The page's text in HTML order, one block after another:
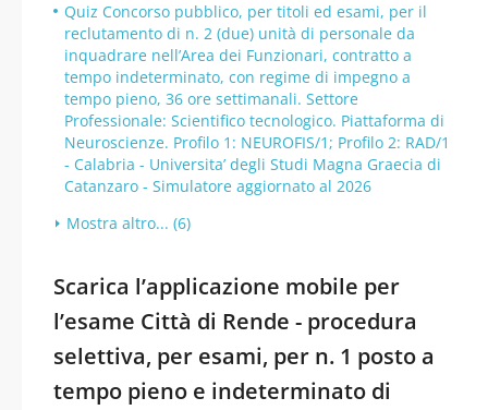
Quiz Concorso pubblico, per titoli ed esami, per il
reclutamento di n. 2 (due) unità di personale da
inquadrare nell’Area dei Funzionari, contratto a
tempo indeterminato, con regime di impegno a
tempo pieno, 36 ore settimanali. Settore
Professionale: Scientifico tecnologico. Piattaforma di
Neuroscienze. Profilo 1: NEUROFIS/1; Profilo 2: RAD/1
- Calabria - Universita’ degli Studi Magna Graecia di
Catanzaro - Simulatore aggiornato al 2026
Mostra altro... (6)
Scarica l’applicazione mobile per
l’esame Città di Rende - procedura
selettiva, per esami, per n. 1 posto a
tempo pieno e indeterminato di